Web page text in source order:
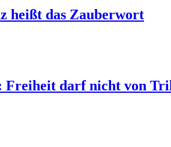
heißt das Zauberwort
darf nicht von